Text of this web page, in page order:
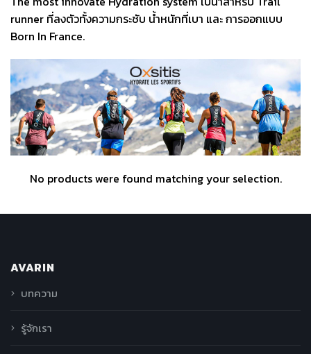
runner ที่ลงตัวทั้งความกระชับ น้ำหนักที่เบา และ การออกแบบ
Born In France.
No products were found matching your selection.
AVARIN
บทความ
รู้จักเรา